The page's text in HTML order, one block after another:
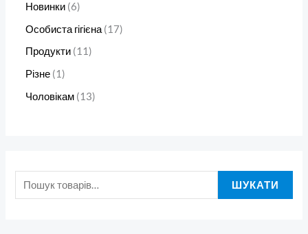
Новинки 6
Особиста гігієна 17
Продукти 11
Різне 1
Чоловікам 13
ШУКАТИ